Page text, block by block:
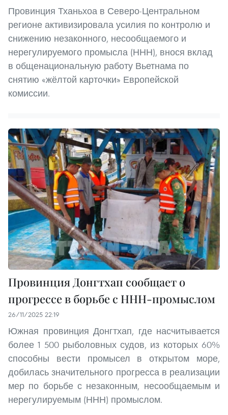
Провинция Тханьхоа в Северо-Центральном
регионе активизировала усилия по контролю и
снижению незаконного, несообщаемого и
нерегулируемого промысла (ННН), внося вклад
в общенациональную работу Вьетнама по
снятию «жёлтой карточки» Европейской
комиссии.
Провинция Донгтхап сообщает о
прогрессе в борьбе с ННН-промыслом
26/11/2025 22:19
Южная провинция Донгтхап, где насчитывается
более 1 500 рыболовных судов, из которых 60%
способны вести промысел в открытом море,
добилась значительного прогресса в реализации
мер по борьбе с незаконным, несообщаемым и
нерегулируемым (ННН) промыслом.